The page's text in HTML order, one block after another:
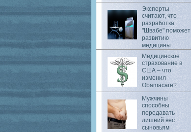
Эксперты
считают, что
разработка
"Швабе" поможет
развитию
медицины
Медицинское
страхование в
США – что
изменил
Obamacare?
Мужчины
способны
передавать
лишний вес
сыновьям